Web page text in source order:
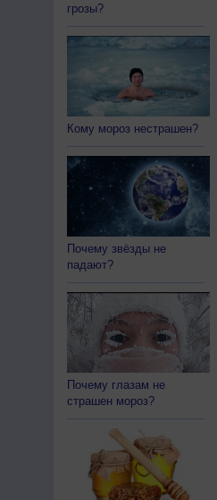
грозы?
Кому мороз нестрашен?
Почему звёзды не
падают?
Почему глазам не
страшен мороз?